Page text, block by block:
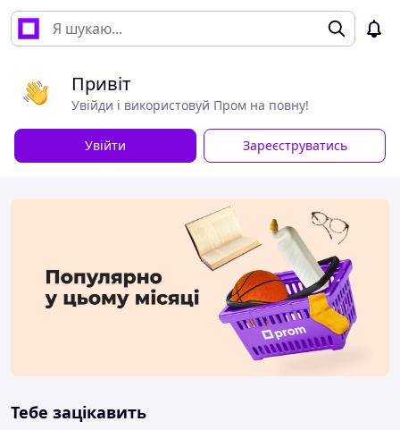
Привіт
Увійди і використовуй Пром на повну!
Увійти Зареєструватись
Тебе зацікавить